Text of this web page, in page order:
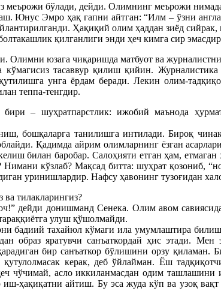
меърожи бўлади, дейди. Олимнинг меърожи
Эмро ҳақ гапни айтган: “Илм – ўзни
Ҳақиқий олим ҳаддан зиёд
қилганлиги энди ҳеч кимга сир
Олимни юзага чиқаришда матбуот ва
тасаввур қилиш қийин.
унга ёрдам беради. Лекин олим-
теппа-тенгдир.
бири – шуҳратпарстлик: ижобий маънода
бошқаларга танилишга интилади. Бироқ
Қадимда айрим олимларнинг ёзган
билан баробар. Салоҳияти етган ҳам,
кўзлаб? Мақсад битта: шуҳрат қозониб,
уринишлардир. Нафсу ҳавонинг тузоғидан
тилакларингиз?
дейди донишманд Сенека. Олим авом
улуш қўшолмайди.
бадиий тахайюл кўмаги ила умумлаштира
образ яратувчи санъаткордай ҳис этади.
бир санъаткор бўлишини орзу
қутулолмасак керак, деб ўйлайман. Ёш
чўчимай, асло иккиланмасдан одим
иш-ҳақиқатни айтиш. Бу эса жуда кўп ва узоқ